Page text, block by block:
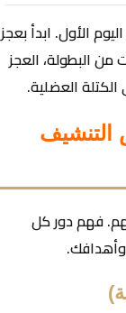
الأول. ابدأ بعجز
من البطولة، العجز
العضلية.
التنشيف
فهم دور كل